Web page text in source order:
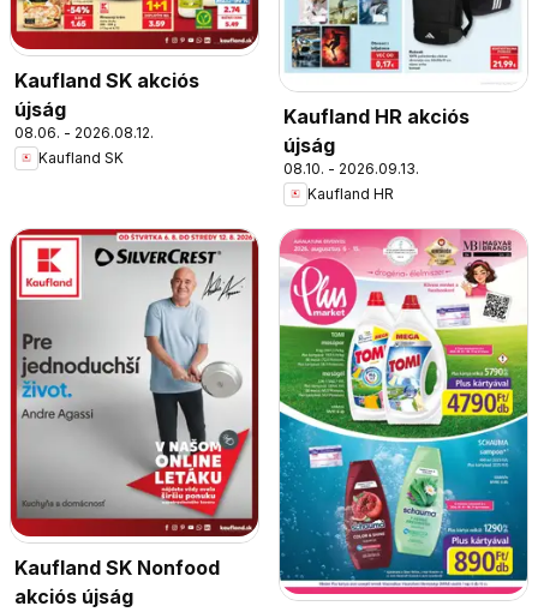
Kaufland SK akciós
újság
08.06. - 2026.08.12.
Kaufland SK
Kaufland HR akciós
újság
08.10. - 2026.09.13.
Kaufland HR
Kaufland SK Nonfood
akciós újság